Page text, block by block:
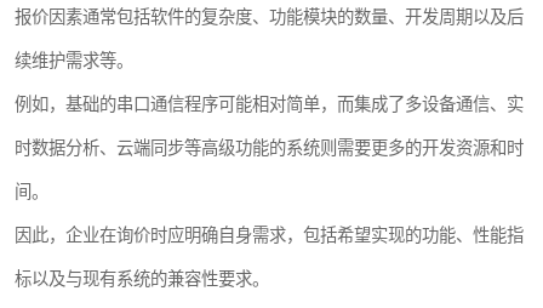
报价因素通常包括软件的复杂度、功能模块的数量、开发周期以及后
续维护需求等。
例如，基础的串口通信程序可能相对简单，而集成了多设备通信、实
时数据分析、云端同步等高级功能的系统则需要更多的开发资源和时
间。
因此，企业在询价时应明确自身需求，包括希望实现的功能、性能指
标以及与现有系统的兼容性要求。